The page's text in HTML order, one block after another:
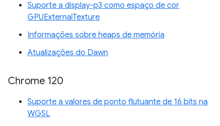
Suporte a display-p3 como espaço de cor
GPUExternalTexture
Informações sobre heaps de memória
Atualizações do Dawn
Chrome 120
Suporte a valores de ponto flutuante de 16 bits na
WGSL